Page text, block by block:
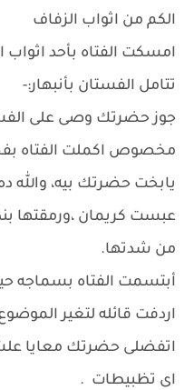
الكم من اثواب الزفاف
امسكت الفتاه بأحد اثواب
تتامل الفستان بأنبهار:-
جوز حضرتك وصى على
مخصوص اكملت الفتاه
يابخت حضرتك بيه، والله
عبست كريمان ،ورمقتها
من شدتها.
أبتسمت الفتاه
اردفت قائله لتغير
اتفضلى حضرتك معايا
اى تظبيطات .